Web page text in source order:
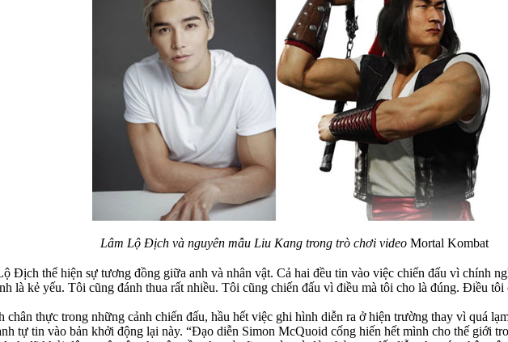
Lâm Lộ Địch và nguyên mẫu Liu Kang trong trò chơi video Mortal Kombat
Địch thể hiện sự tương đồng giữa anh và nhân vật. Cả hai đều tin vào việc chiến đấu vì chính
là kẻ yếu. Tôi cũng đánh thua rất nhiều. Tôi cũng chiến đấu vì điều mà tôi cho là đúng. Điều
thực trong những cảnh chiến đấu, hầu hết việc ghi hình diễn ra ở hiện trường thay vì quá
tự tin vào bản khởi động lại này. “Đạo diễn Simon McQuoid cống hiến hết mình cho thế giới